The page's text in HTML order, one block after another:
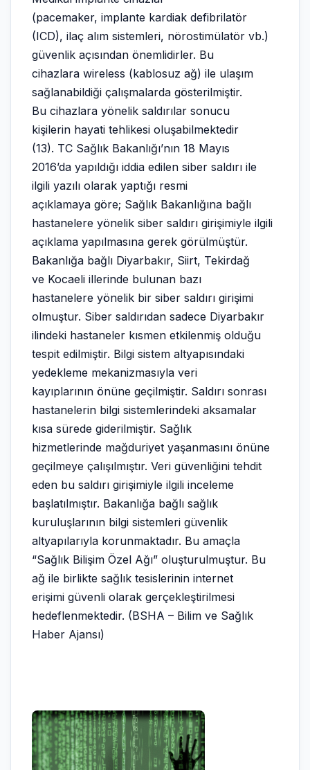
(pacemaker, implante kardiak defibrilatör
(ICD), ilaç alım sistemleri, nörostimülatör vb.)
güvenlik açısından önemlidirler. Bu
cihazlara wireless (kablosuz ağ) ile ulaşım
sağlanabildiği çalışmalarda gösterilmiştir.
Bu cihazlara yönelik saldırılar sonucu
kişilerin hayati tehlikesi oluşabilmektedir
(13). TC Sağlık Bakanlığı’nın 18 Mayıs
2016’da yapıldığı iddia edilen siber saldırı ile
ilgili yazılı olarak yaptığı resmi
açıklamaya göre; Sağlık Bakanlığına bağlı
hastanelere yönelik siber saldırı girişimiyle ilgili
açıklama yapılmasına gerek görülmüştür.
Bakanlığa bağlı Diyarbakır, Siirt, Tekirdağ
ve Kocaeli illerinde bulunan bazı
hastanelere yönelik bir siber saldırı girişimi
olmuştur. Siber saldırıdan sadece Diyarbakır
ilindeki hastaneler kısmen etkilenmiş olduğu
tespit edilmiştir. Bilgi sistem altyapısındaki
yedekleme mekanizmasıyla veri
kayıplarının önüne geçilmiştir. Saldırı sonrası
hastanelerin bilgi sistemlerindeki aksamalar
kısa sürede giderilmiştir. Sağlık
hizmetlerinde mağduriyet yaşanmasını önüne
geçilmeye çalışılmıştır. Veri güvenliğini tehdit
eden bu saldırı girişimiyle ilgili inceleme
başlatılmıştır. Bakanlığa bağlı sağlık
kuruluşlarının bilgi sistemleri güvenlik
altyapılarıyla korunmaktadır. Bu amaçla
“Sağlık Bilişim Özel Ağı” oluşturulmuştur. Bu
ağ ile birlikte sağlık tesislerinin internet
erişimi güvenli olarak gerçekleştirilmesi
hedeflenmektedir. (BSHA – Bilim ve Sağlık
Haber Ajansı)